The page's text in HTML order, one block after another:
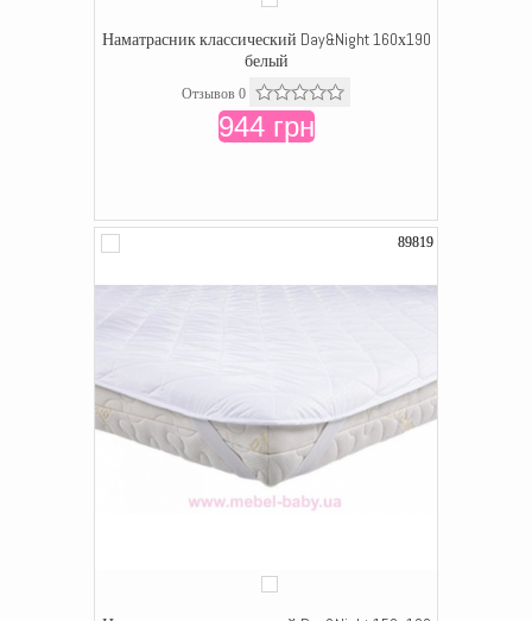
Наматрасник классический Day&Night 160х190
белый
Отзывов 0
944 грн
89819